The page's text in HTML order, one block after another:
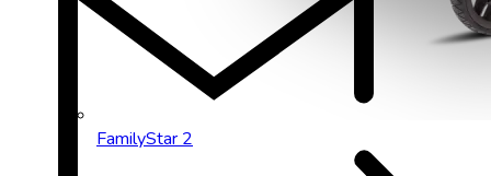
FamilyStar 2